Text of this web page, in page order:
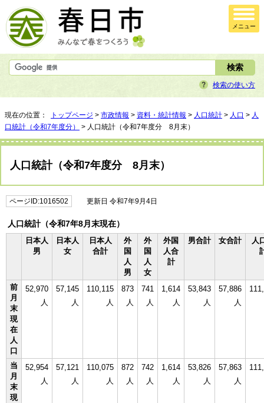
メニュー
検索の使い方
現在の位置： トップページ > 市政情報 > 資料・統計情報 > 人口統計 > 人口 > 人
口統計（令和7年度分）
> 人口統計（令和7年度分 8月末）
人口統計（令和7年度分 8月末）
ページID:1016502 更新日 令和7年9月4日
人口統計（令和7年8月末現在）
日本人
男
日本人
女
日本人
合計
外
国
人
男
外
国
人
女
外国
人合
計
男合計 女合計
人
前
月
末
現
在
人
口
52,970
人
57,145
人
110,115
人
873
人
741
人
1,614
人
53,843
人
57,886
人
当
月
末
現
52,954
人
57,121
人
110,075
人
872
人
742
人
1,614
人
53,826
人
57,863
人